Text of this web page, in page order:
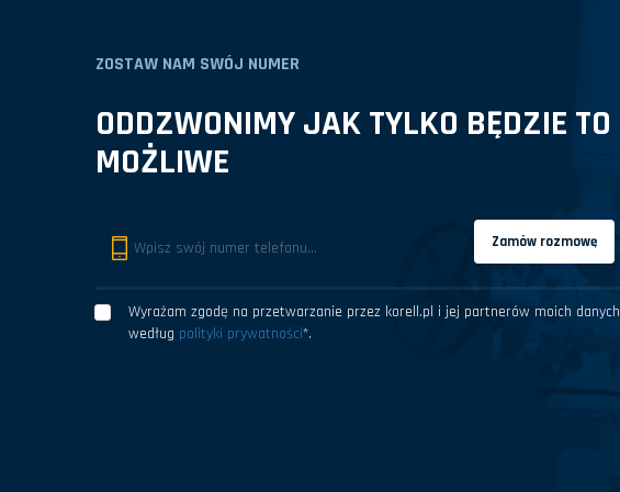
ZOSTAW NAM SWÓJ NUMER
ODDZWONIMY JAK TYLKO BĘDZIE TO
MOŻLIWE
Zamów rozmowę
Wyrażam zgodę na przetwarzanie przez korell.pl i jej partnerów moich danych
według polityki prywatności*.